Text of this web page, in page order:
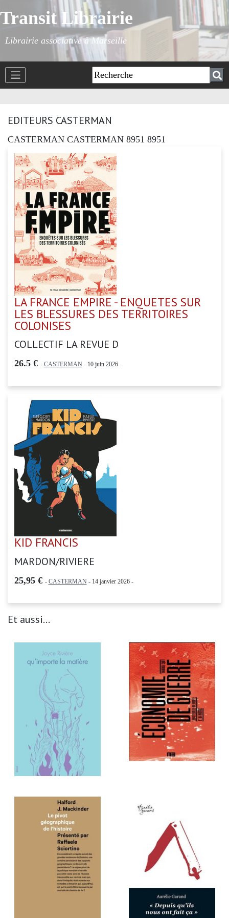
Transit Librairie
Librairie associative à Marseille
EDITEURS CASTERMAN
CASTERMAN CASTERMAN 8951 8951
LA FRANCE EMPIRE - ENQUETES SUR
LES BLESSURES DES TERRITOIRES
COLONISES
COLLECTIF LA REVUE D
26.5 € - CASTERMAN- 10 juin 2026 -
KID FRANCIS
MARDON/RIVIERE
25,95 € - CASTERMAN- 14 janvier 2026 -
Et aussi...